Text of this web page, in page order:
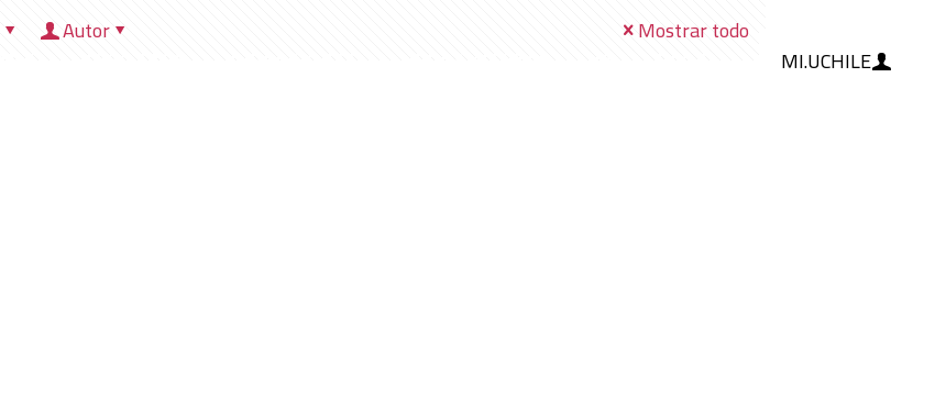
MI.UCHILE
Autor Mostrar todo